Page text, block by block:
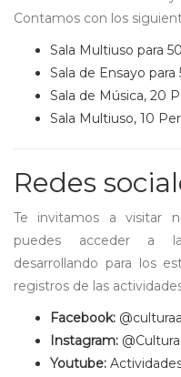
Contamos con los
Sala Multiuso para
Sala de Ensayo para
Sala de Música, 20
Sala Multiuso, 10
Redes
Te invitamos a visitar
puedes acceder a
desarrollando para los
registros de las
Facebook:
Instagram:
Youtube: